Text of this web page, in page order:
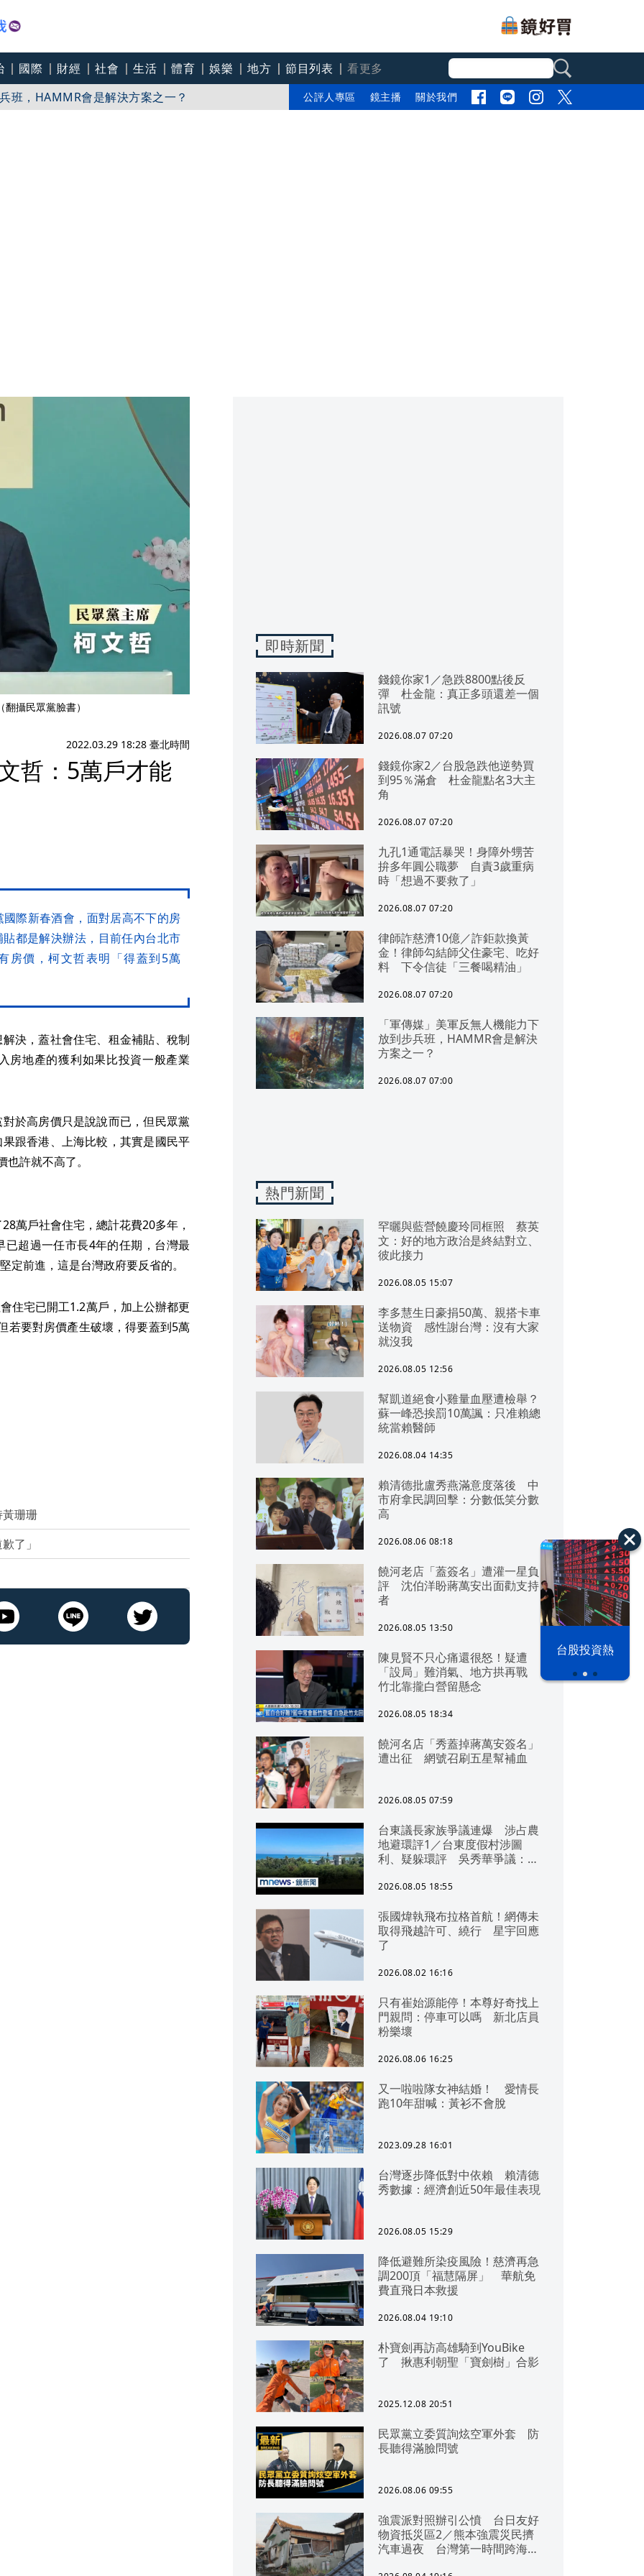
國際 財經 社會 生活 體育 娛樂 地方 節目列表 看更多
班，HAMMR會是解決方案之一？
強勢回歸：握緊方向盤就能堅定前行
公評人專區 鏡主播 關於我們
之下
台股投資熱
攝民眾黨臉書）
2022.03.29 18:28 臺北時間
哲：5萬戶才能
際新春酒會，面對居高不下的房
都是解決辦法，目前任內台北市
房價，柯文哲表明「得蓋到5萬
決，蓋社會住宅、租金補貼、稅制
房地產的獲利如果比投資一般產業
於高房價只是說說而已，但民眾黨
跟香港、上海比較，其實是國民平
許就不高了。
萬戶社會住宅，總計花費20多年，
超過一任市長4年的任期，台灣最
定前進，這是台灣政府要反省的。
住宅已開工1.2萬戶，加上公辦都更
若要對房價產生破壞，得要蓋到5萬
珊珊
了」
即時新聞
錢鏡你家1／急跌8800點後反
彈 杜金龍：真正多頭還差一個
訊號
2026.08.07 07:20
錢鏡你家2／台股急跌他逆勢買
到95％滿倉 杜金龍點名3大主
角
2026.08.07 07:20
九孔1通電話暴哭！身障外甥苦
拚多年圓公職夢 自責3歲重病
時「想過不要救了」
2026.08.07 07:20
律師詐慈濟10億／詐鉅款換黃
金！律師勾結師父住豪宅、吃好
料 下令信徒「三餐喝精油」
2026.08.07 07:20
「軍傳媒」美軍反無人機能力下
放到步兵班，HAMMR會是解決
方案之一？
2026.08.07 07:00
熱門新聞
罕曬與藍營饒慶玲同框照 蔡英
文：好的地方政治是終結對立、
彼此接力
2026.08.05 15:07
李多慧生日豪捐50萬、親搭卡車
送物資 感性謝台灣：沒有大家
就沒我
2026.08.05 12:56
幫凱道絕食小雞量血壓遭檢舉？
蘇一峰恐挨罰10萬諷：只准賴總
統當賴醫師
2026.08.04 14:35
賴清德批盧秀燕滿意度落後 中
市府拿民調回擊：分數低笑分數
高
2026.08.06 08:18
饒河老店「蓋簽名」遭灌一星負
評 沈伯洋盼蔣萬安出面勸支持
者
2026.08.05 13:50
陳見賢不只心痛還很怒！疑遭
「設局」難消氣、地方拱再戰
竹北靠攏白營留懸念
2026.08.05 18:34
饒河名店「秀蓋掉蔣萬安簽名」
遭出征 網號召刷五星幫補血
2026.08.05 07:59
台東議長家族爭議連爆 涉占農
地避環評1／台東度假村涉圖
利、疑躲環評 吳秀華爭議：概
2026.08.05 18:55
張國煒執飛布拉格首航！網傳未
取得飛越許可、繞行 星宇回應
了
2026.08.02 16:16
只有崔始源能停！本尊好奇找上
門親問：停車可以嗎 新北店員
粉樂壞
2026.08.06 16:25
又一啦啦隊女神結婚！ 愛情長
跑10年甜喊：黃衫不會脫
2023.09.28 16:01
台灣逐步降低對中依賴 賴清德
秀數據：經濟創近50年最佳表現
2026.08.05 15:29
降低避難所染疫風險！慈濟再急
調200頂「福慧隔屏」 華航免
費直飛日本救援
2026.08.04 19:10
朴寶劍再訪高雄騎到YouBike
了 揪惠利朝聖「寶劍樹」合影
2025.12.08 20:51
民眾黨立委質詢炫空軍外套 防
長聽得滿臉問號
2026.08.06 09:55
強震派對照辦引公憤 台日友好
物資抵災區2／熊本強震災民擠
汽車過夜 台灣第一時間跨海急